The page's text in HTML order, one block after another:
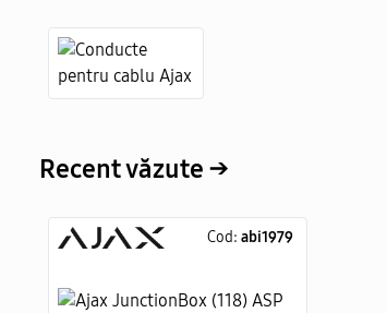
Recent văzute →
Cod:abi1979